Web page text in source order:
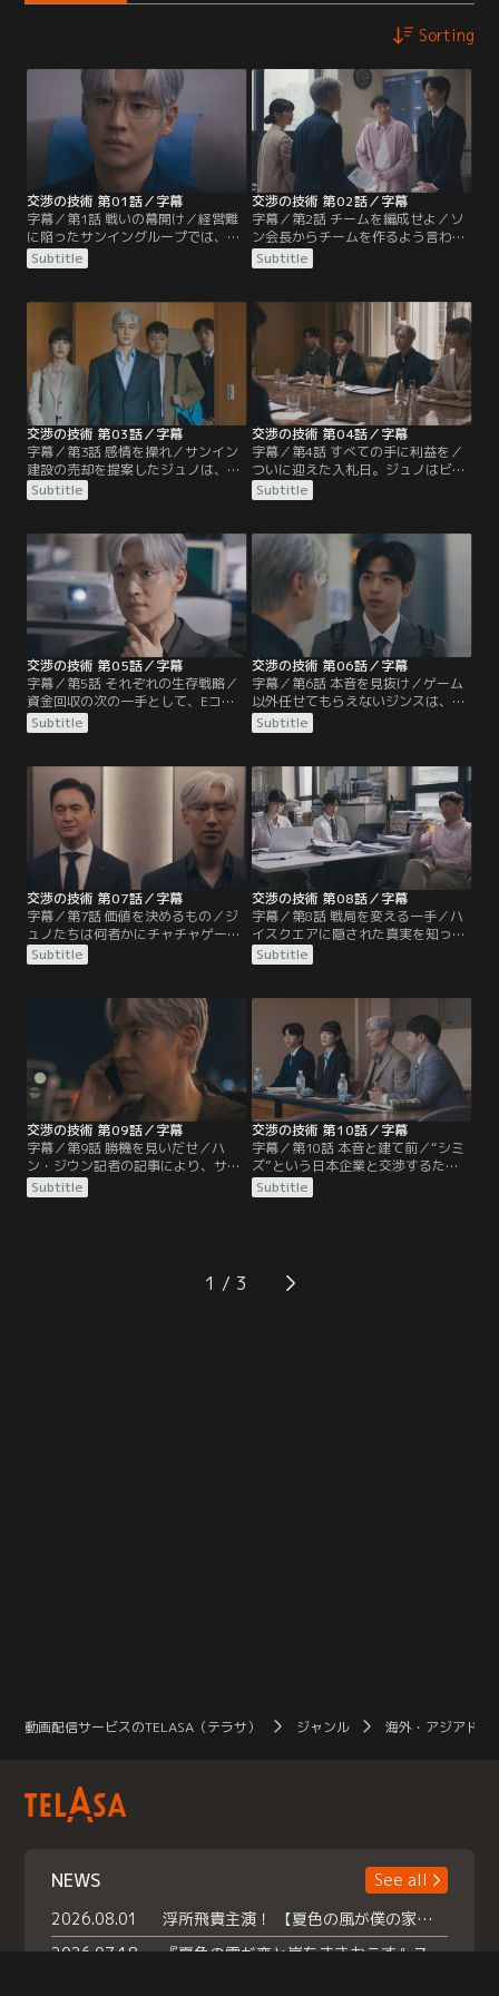
Sorting
交渉の技術 第01話／字幕
字幕／第1話 戦いの幕開け／経営難
に陥ったサンイングループでは、カ
リスマ性のあるソン・ジェシク会長
のもと、ハ・テス専務とイ・ドンジ
た。そんな中、企業再建の切り札と
して、“伝説の交渉人”ユン・ジュノ
が帰国する。
Subtitle
交渉の技術 第02話／字幕
字幕／第2話 チームを編成せよ／ソ
ン会長からチームを作るよう言われ
たジュノは、かつての仲間である財
務担当のクァク・ミンジョンと弁護
れる。さらに、自ら志願したインタ
ーンのチェ・ジンスも仲間に加わる
ことに。
Subtitle
交渉の技術 第03話／字幕
字幕／第3話 感情を操れ／サンイン
建設の売却を提案したジュノは、ソ
ン会長から予想額より3兆ウォン高
く売るよう命じられる。さらに、交
ミンの挑発に乗ってジンスが失言し
てしまい、チームは出直すことにな
る。
Subtitle
交渉の技術 第04話／字幕
字幕／第4話 すべての手に利益を／
ついに迎えた入札日。ジュノはビウ
ムD＆Iのチ・ヨヌ代表に自らの思い
を率直に伝える。その後、チ代表が
きを隠せない。一方、1人で会場を
後にしたジュノは、ある場所へと向
Subtitle
交渉の技術 第05話／字幕
字幕／第5話 それぞれの生存戦略／
資金回収の次の一手として、Eコマ
ース進出を掲げたジュノ。しかし過
去にイ常務が失敗したこともあり、
敗を狙うハ専務は、ある計画を立て
る。そんな中、ジュノはゲーム会社
に目を付ける。
Subtitle
交渉の技術 第06話／字幕
字幕／第6話 本音を見抜け／ゲーム
以外任せてもらえないジンスは、先
輩のイム・ヒョンソプに不満をこぼ
す。そんな中、ハ専務がサモエルフ
うとする。一方、M＆Aチームのも
とに、DCの代表ド・ハンチョルが訪
ねてくる。
Subtitle
交渉の技術 第07話／字幕
字幕／第7話 価値を決めるもの／ジ
ュノたちは何者かにチャチャゲーム
ズとの契約を横取りされてしまう。
事務所を訪れたジュノは、チャ・ホ
を見つける。一方、ジンスは友人の
ジェニーから“宅配王”に隠された秘
Subtitle
交渉の技術 第08話／字幕
字幕／第8話 戦局を変える一手／ハ
イスクエアに隠された真実を知った
ジュノはホジンを訪ねるが、すでに
サモエルと契約したと告げられる。
るジンス。しかし、そこで流出元の
正体に気づいた2人は新たな手に出
Subtitle
交渉の技術 第09話／字幕
字幕／第9話 勝機を見いだせ／ハ
ン・ジウン記者の記事により、サン
インの株価が暴落。ジュノは急ぎチ
ームを集めて対策を練る。一方、激
Subtitle
交渉の技術 第10話／字幕
字幕／第10話 本音と建て前／“シミ
ズ”という日本企業と交渉するた
め、日本に出張するM＆Aチーム。
到着早々、トラブルが生じて、ジン
が難色を示す。
Subtitle
1
動画配信サービスのTELASA（テラサ） ジャンル 海外・アジアドラ
NEWS
See all
2026.08.01
浮所飛貴主演！ 【夏色の風が僕の家にやってきた】 本日よりテラサで独占配信スタート！
2026.07.18
『夏色の雲が恋と嵐をまきおこす』スペシャルメイキング 【Part1】2026年７月18日（土）23時30分～配信スタート！話題のシーンの裏側を大公開！豪華キャスト大集合！ 『武宮家 真夏の家族会議』開催！